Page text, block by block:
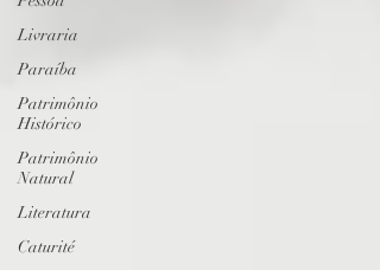
Livraria
Paraíba
Patrimônio
Histórico
Patrimônio
Natural
Literatura
Caturité